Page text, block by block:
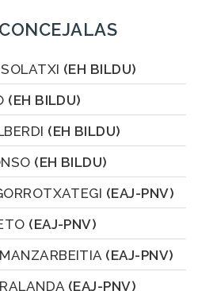
(EH BILDU)
(EH BILDU)
(EH BILDU)
(EH BILDU)
(EAJ-PNV)
(EAJ-PNV)
(EAJ-PNV)
(EAJ-PNV)